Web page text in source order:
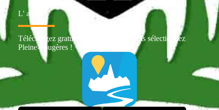
L' appli
Téléchargez gratuitement Intramuros puis sélectionnez
Pleine-Fougères !